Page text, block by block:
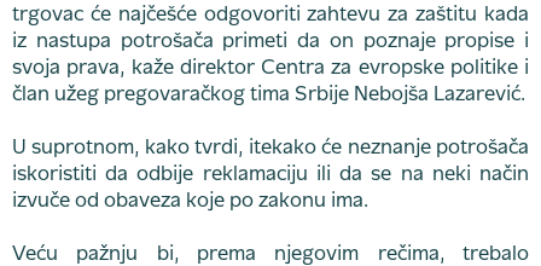
trgovac će najčešće odgovoriti zahtevu za zaštitu kada
iz nastupa potrošača primeti da on poznaje propise i
svoja prava, kaže direktor Centra za evropske politike i
član užeg pregovaračkog tima Srbije Nebojša Lazarević.
U suprotnom, kako tvrdi, itekako će neznanje potrošača
iskoristiti da odbije reklamaciju ili da se na neki način
izvuče od obaveza koje po zakonu ima.
Veću pažnju bi, prema njegovim rečima, trebalo